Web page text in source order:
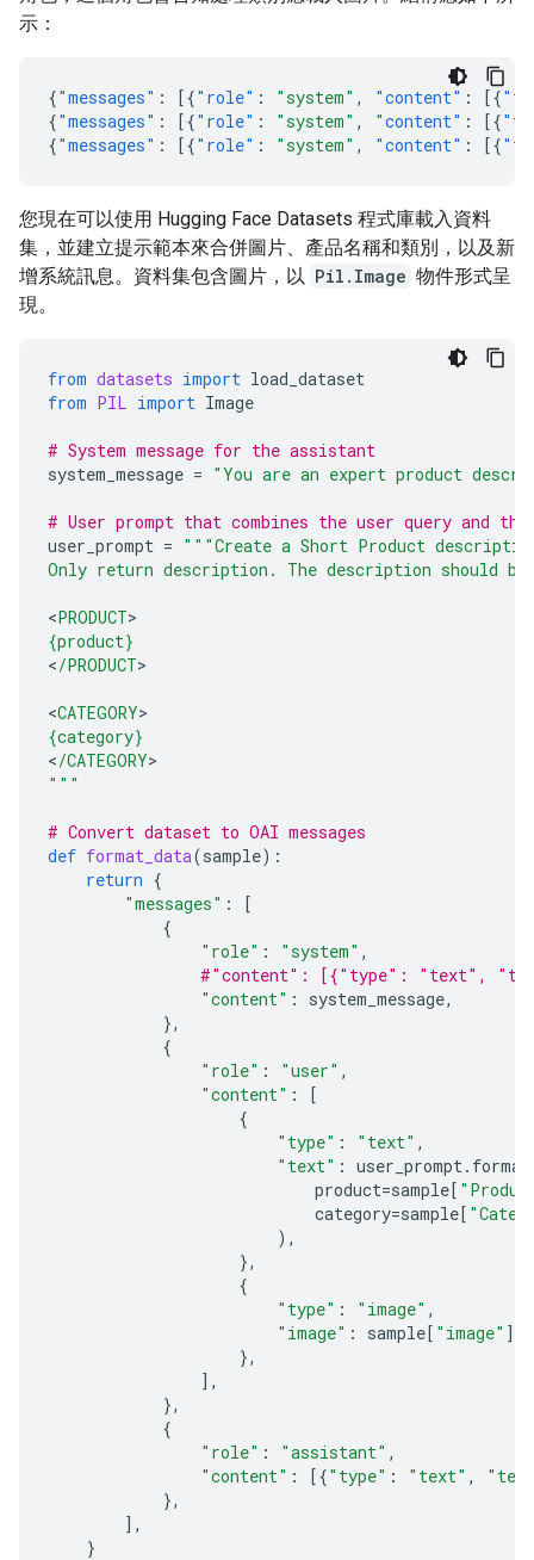
示：
{"messages" : [{"role" : "system" , "content" : [{
{"messages" : [{"role" : "system" , "content" : [{
{"messages" : [{"role" : "system" , "content" : [{
您現在可以使用 Hugging Face Datasets 程式庫載入資料
集，並建立提示範本來合併圖片、產品名稱和類別，以及新
增系統訊息。資料集包含圖片，以 Pil.Image 物件形式呈
現。
from datasets import load_dataset
from PIL import Image
# System message for the assistant
system_message = "You are an expert product
# User prompt that combines the user query and the
user_prompt = """Create a Short Product description
Only return description. The description should
<PRODUCT
{product}
</PRODUCT>
<CATEGORY
{category}
</CATEGORY
"""
# Convert dataset to OAI messages
def format_data(sample):
return {
"messages" :
[
{
"role" : "system" ,
#"content": [{"type": "text",
"content" : system_message,
},
{
"role" : "user" ,
"content" :
[
{
"type" : "text" ,
"text" : user_prompt. format
product=sample[
category=sample[
),
},
{
"type" : "image" ,
"image" : sample[ "image" ],
},
],
},
{
"role" : "assistant" ,
"content" : [{"type" : "text" ,
},
],
}